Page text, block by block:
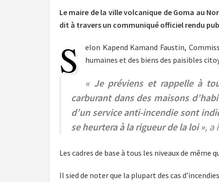
Le maire de la ville volcanique de Goma au
dit à travers un communiqué officiel rendu
S
elon Kapend Kamand Faustin,
humaines et des biens des paisibles
« Je préviens et rappelle à
carburant dans des maisons
d’un service anti-incendie sont
se heurtera à la rigueur de la loi », a
Les cadres de base à tous les niveaux de
Il sied de noter que la plupart des cas